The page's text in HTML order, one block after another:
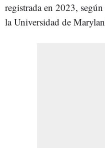
registrada en 2023,
la Universidad de